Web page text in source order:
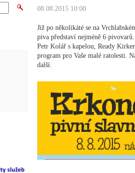
08.08.2015 10:00
Již po několikáté se na
piva představí nejméně 6
Petr Kolář s kapelou, Ready
program pro Vaše malé ratolesti.
další.